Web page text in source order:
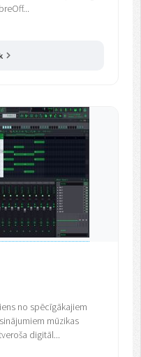
no spēcīgākajiem
mūzikas
digitāl...